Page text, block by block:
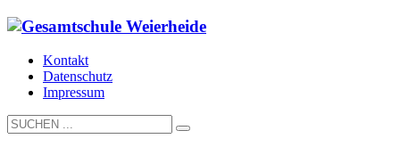
Kontakt
Datenschutz
Impressum